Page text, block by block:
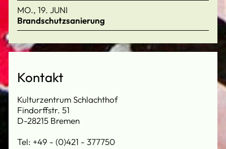
MO., 19. JUNI
Brandschutzsanierung
Kontakt
Kulturzentrum Schlachthof
Findorffstr. 51
D-28215 Bremen
Tel: +49 - (0)421 - 377750